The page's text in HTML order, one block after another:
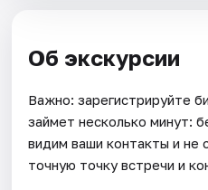
Об экскурсии
Важно: зарегистрируйте
займет несколько минут:
видим ваши контакты и не
точную точку встречи и